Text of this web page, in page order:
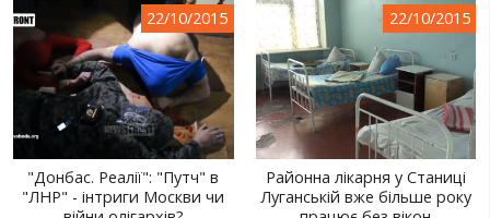
ВІДЕО
UKRSTREAM.TV
ВІДЕО ЗМІ
АМАТОРСЬКЕ ВІДЕО
ХУДОЖНІ ТА ДОКУМЕНТАЛЬНІ ПРОЕКТИ
22/10/2015
"Донбас. Реалії": "Путч" в
"ЛНР" - інтриги Москви чи
22/10/2015
Районна лікарня у Станиці
Луганській вже більше року